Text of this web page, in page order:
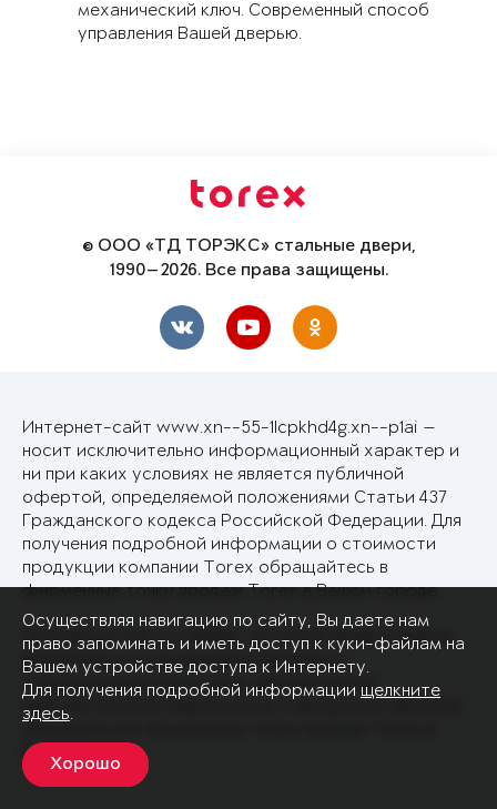
механический ключ. Современный способ
управления Вашей дверью.
© ООО «ТД ТОРЭКС» стальные двери,
1990—2026. Все права защищены.
Интернет-сайт www.xn--55-1lcpkhd4g.xn--p1ai —
носит исключительно информационный характер и
ни при каких условиях не является публичной
офертой, определяемой положениями Статьи 437
Гражданского кодекса Российской Федерации. Для
получения подробной информации о стоимости
продукции компании Torex обращайтесь в
фирменные точки продаж Torex в Вашем городе.
Производитель оставляет за собой право в любое
время вносить изменения в перечень и
спецификацию продукции. Для получения
действительной информации о продукции просьба
Вашем городе.
Осуществляя навигацию по сайту, Вы даете нам
право запоминать и иметь доступ к куки-файлам на
Вашем устройстве доступа к Интернету.
Для получения подробной информации щелкните
здесь.
Хорошо